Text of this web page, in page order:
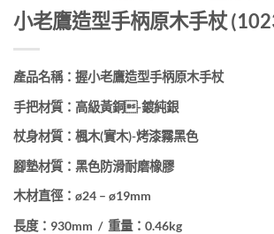
小老鷹造型手柄原木手杖
產品名稱： 握小老鷹造型手柄原木手杖
手把材質：高級黃銅-鍍純銀
杖身材質：楓木(實木)-烤漆霧黑色
腳墊材質：黑色防滑耐磨橡膠
木材直徑：ø24 – ø19mm
長度：930mm / 重量：0.46kg